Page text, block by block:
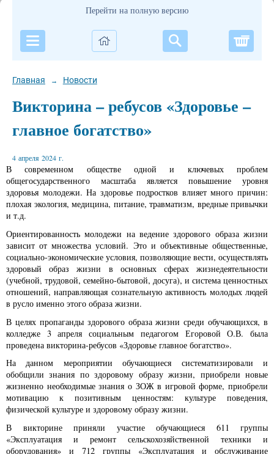
Перейти на полную версию
Главная → Новости
Викторина – ребусов «Здоровье –
главное богатство»
4 апреля 2024 г.
В современном обществе одной и ключевых проблем
общегосударственного масштаба является повышение уровня
здоровья молодежи. На здоровье подростков влияет много причин:
плохая экология, медицина, питание, травматизм, вредные привычки
и т.д.
Ориентированность молодежи на ведение здорового образа жизни
зависит от множества условий. Это и объективные общественные,
социально-экономические условия, позволяющие вести, осуществлять
здоровый образ жизни в основных сферах жизнедеятельности
(учебной, трудовой, семейно-бытовой, досуга), и система ценностных
отношений, направляющая сознательную активность молодых людей
в русло именно этого образа жизни.
В целях пропаганды здорового образа жизни среди обучающихся, в
колледже 3 апреля социальным педагогом Егоровой О.В. была
проведена викторина-ребусов «Здоровье главное богатство».
На данном мероприятии обучающиеся систематизировали и
обобщили знания по здоровому образу жизни, приобрели новые
жизненно необходимые знания о ЗОЖ в игровой форме, приобрели
мотивацию к позитивным ценностям: культуре поведения,
физической культуре и здоровому образу жизни.
В викторине приняли участие обучающиеся 611 группы
«Эксплуатация и ремонт сельскохозяйственной техники и
оборудования» и 712 группы «Эксплуатация и обслуживание